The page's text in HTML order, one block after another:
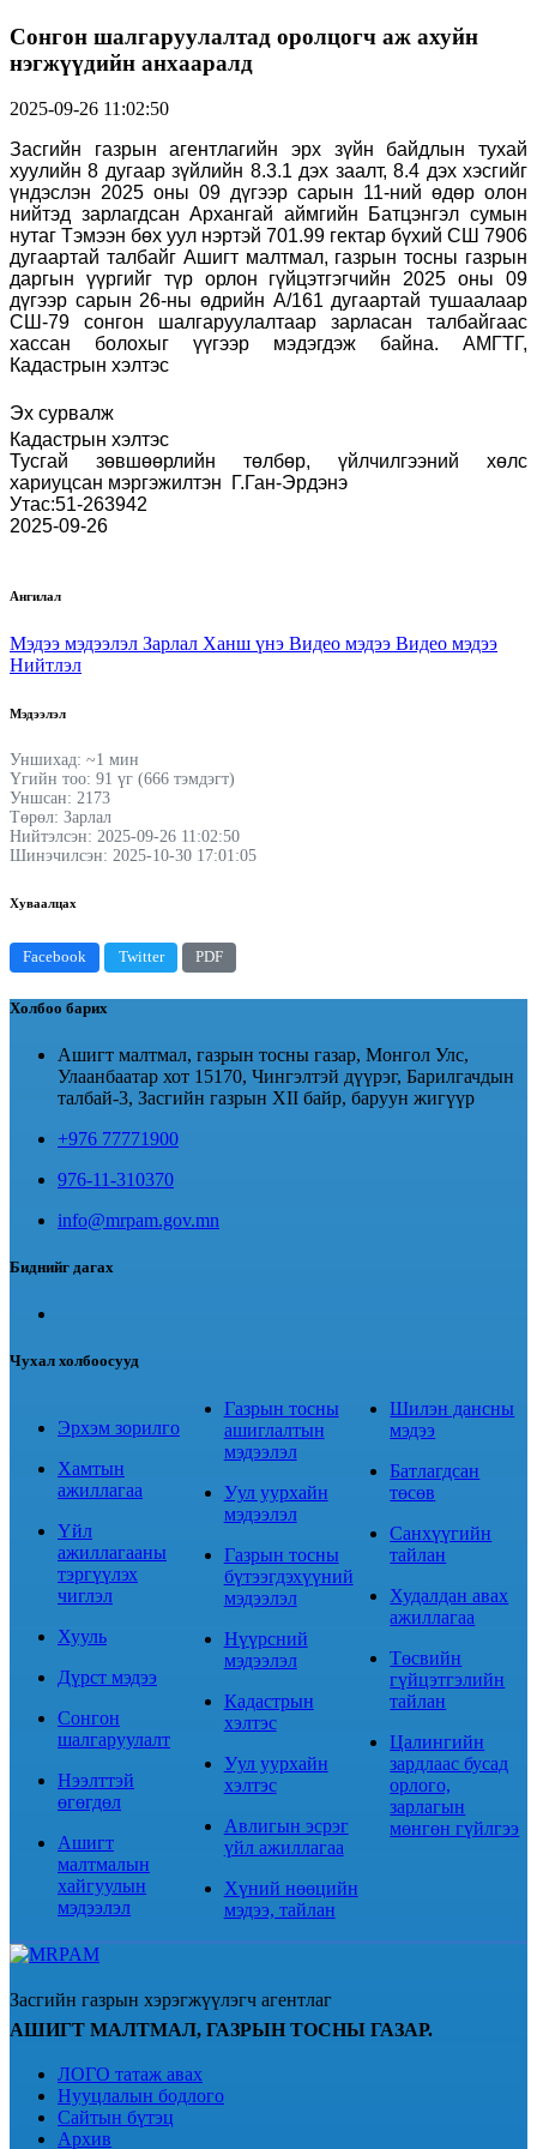
Сонгон шалгаруулалтад оролцогч аж ахуйн
нэгжүүдийн анхааралд
2025-09-26 11:02:50
Засгийн газрын агентлагийн эрх зүйн байдлын тухай
хуулийн 8 дугаар зүйлийн 8.3.1 дэх заалт, 8.4 дэх хэсгийг
үндэслэн 2025 оны 09 дүгээр сарын 11-ний өдөр олон
нийтэд зарлагдсан Архангай аймгийн Батцэнгэл сумын
нутаг Тэмээн бөх уул нэртэй 701.99 гектар бүхий СШ 7906
дугаартай талбайг Ашигт малтмал, газрын тосны газрын
даргын үүргийг түр орлон гүйцэтгэгчийн 2025 оны 09
дүгээр сарын 26-ны өдрийн А/161 дугаартай тушаалаар
СШ-79 сонгон шалгаруулалтаар зарласан талбайгаас
хассан болохыг үүгээр мэдэгдэж байна. АМГТГ,
Кадастрын хэлтэс
Эх сурвалж
Кадастрын хэлтэс
Тусгай зөвшөөрлийн төлбөр, үйлчилгээний хөлс
хариуцсан мэргэжилтэн
Г.Ган-Эрдэнэ
Утас:51-263942
2025-09-26
Ангилал
Мэдээ мэдээлэл Зарлал Ханш үнэ Видео мэдээ Видео мэдээ
Нийтлэл
Мэдээлэл
Уншихад: ~1 мин
Үгийн тоо: 91 үг (666 тэмдэгт)
Уншсан: 2173
Төрөл: Зарлал
Нийтэлсэн: 2025-09-26 11:02:50
Шинэчилсэн: 2025-10-30 17:01:05
Хуваалцах
Facebook Twitter PDF
Холбоо барих
Ашигт малтмал, газрын тосны газар, Монгол Улс,
Улаанбаатар хот 15170, Чингэлтэй дүүрэг, Барилгачдын
талбай-3, Засгийн газрын XII байр, баруун жигүүр
+976 77771900
976-11-310370
info@mrpam.gov.mn
Биднийг дагах
Чухал холбоосууд
Эрхэм зорилго
Хамтын
ажиллагаа
Үйл
ажиллагааны
тэргүүлэх
чиглэл
Хууль
Дүрст мэдээ
Сонгон
шалгаруулалт
Нээлттэй
өгөгдөл
Ашигт
малтмалын
хайгуулын
мэдээлэл
Газрын тосны
ашиглалтын
мэдээлэл
Уул уурхайн
мэдээлэл
Газрын тосны
бүтээгдэхүүний
мэдээлэл
Нүүрсний
мэдээлэл
Кадастрын
хэлтэс
Уул уурхайн
хэлтэс
Авлигын эсрэг
үйл ажиллагаа
Хүний нөөцийн
мэдээ, тайлан
Шилэн дансны
мэдээ
Батлагдсан
төсөв
Санхүүгийн
тайлан
Худалдан авах
ажиллагаа
Төсвийн
гүйцэтгэлийн
тайлан
Цалингийн
зардлаас бусад
орлого,
зарлагын
мөнгөн гүйлгээ
Засгийн газрын хэрэгжүүлэгч агентлаг
АШИГТ МАЛТМАЛ, ГАЗРЫН ТОСНЫ ГАЗАР.
ЛОГО татаж авах
Нууцлалын бодлого
Сайтын бүтэц
Архив